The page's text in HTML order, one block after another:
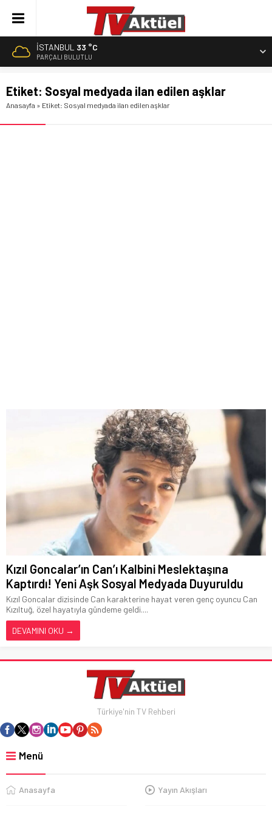
İSTANBUL 33 °C
PARÇALI BULUTLU
Etiket: Sosyal medyada ilan edilen aşklar
Anasayfa » Etiket: Sosyal medyada ilan edilen aşklar
Kızıl Goncalar’ın Can’ı Kalbini Meslektaşına
Kaptırdı! Yeni Aşk Sosyal Medyada Duyuruldu
Kızıl Goncalar dizisinde Can karakterine hayat veren genç oyuncu Can
Kızıltuğ, özel hayatıyla gündeme geldi....
DEVAMINI OKU →
Türkiye'nin TV Rehberi
Menü
Anasayfa Yayın Akışları